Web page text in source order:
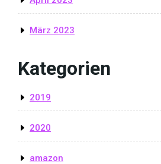
März 2023
Kategorien
2019
2020
amazon